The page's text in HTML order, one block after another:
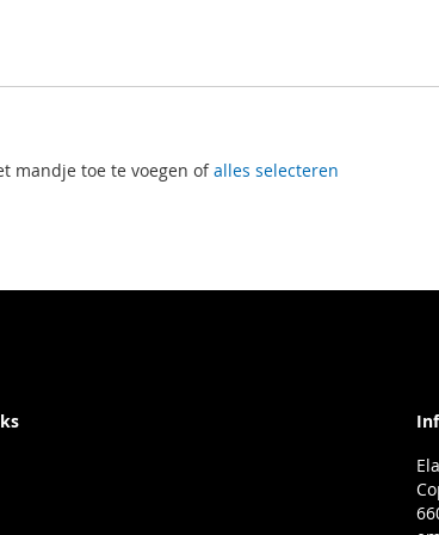
mandje toe te voegen ofalles selecteren